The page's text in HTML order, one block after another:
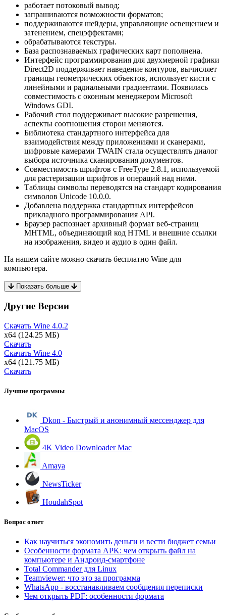
работает потоковый вывод;
запрашиваются возможности форматов;
поддерживаются шейдеры, управляющие освещением и
затенением, спецэффектами;
обрабатываются текстуры.
База распознаваемых графических карт пополнена.
Интерфейс программирования для двухмерной графики
Direct2D поддерживает наведение контуров, вычисляет
границы геометрических объектов, использует кисти с
линейными и радиальными градиентами. Появилась
совместимость с оконным менеджером Microsoft
Windows GDI.
Рабочий стол поддерживает высокие разрешения,
аспекты соотношения сторон меняются.
Библиотека стандартного интерфейса для
взаимодействия между приложениями и сканерами,
цифровые камерами TWAIN стала осуществлять диалог
выбора источника сканирования документов.
Совместимость шрифтов с FreeType 2.8.1, используемой
для растеризации шрифтов и операций над ними.
Таблицы символы переводятся на стандарт кодирования
символов Unicode 10.0.0.
Добавлена поддержка стандартных интерфейсов
прикладного программирования API.
Браузер распознает архивный формат веб-страниц
MHTML, объединяющий код HTML и внешние ссылки
на изображения, видео и аудио в один файл.
На нашем сайте можно скачать бесплатно Wine для
компьютера.
Показать больше
Другие Версии
Скачать Wine 4.0.2
x64 (124.25 МБ)
Скачать
Скачать Wine 4.0
x64 (121.75 МБ)
Скачать
Лучшие программы
Dkon - Быстрый и анонимный мессенджер для
MacOS
4K Video Downloader Mac
Amaya
NewsTicker
HoudahSpot
Вопрос ответ
Как научиться экономить деньги и вести бюджет семьи
Особенности формата APK: чем открыть файл на
компьютере и Андроид-смартфоне
Total Commander для Linux
Teamviewer: что это за программа
WhatsApp - восстанавливаем сообщения переписки
Чем открыть PDF: особенности формата